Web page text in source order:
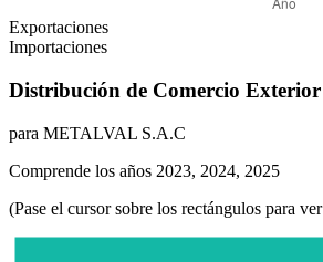
Exportaciones
Importaciones
Distribución de Comercio Exterior
para METALVAL S.A.C
Comprende los años 2023, 2024, 2025
(Pase el cursor sobre los rectángulos para